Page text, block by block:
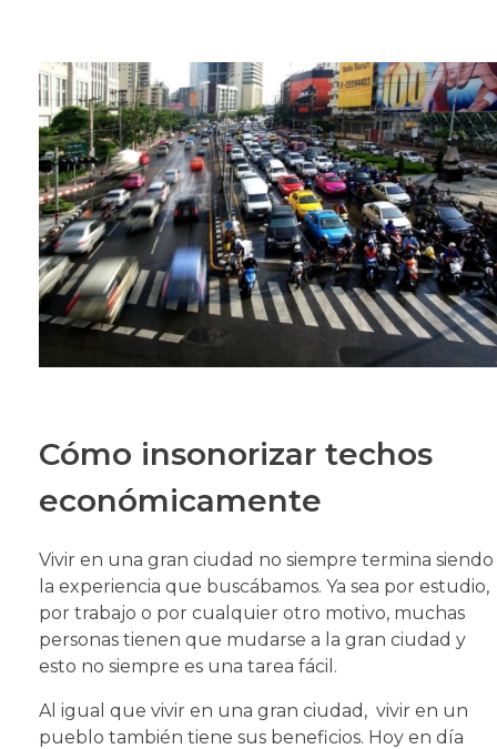
Cómo insonorizar techos
económicamente
Vivir en una gran ciudad no siempre termina siendo
la experiencia que buscábamos. Ya sea por estudio,
por trabajo o por cualquier otro motivo, muchas
personas tienen que mudarse a la gran ciudad y
esto no siempre es una tarea fácil.
Al igual que vivir en una gran ciudad, vivir en un
pueblo también tiene sus beneficios. Hoy en día